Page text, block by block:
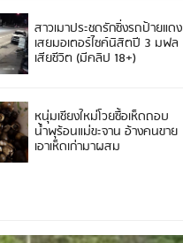
สาวเมาประชดรักซิ่งรถป้ายแดง
เสยมอเตอร์ไซค์นิสิตปี 3 มฟล
เสียชีวิต (มีคลิป 18+)
หนุ่มเชียงใหม่โวยซื้อเห็ดถอบ
น้ำพุร้อนแม่ขะจาน อ้างคนขาย
เอาเห็ดเก่ามาผสม